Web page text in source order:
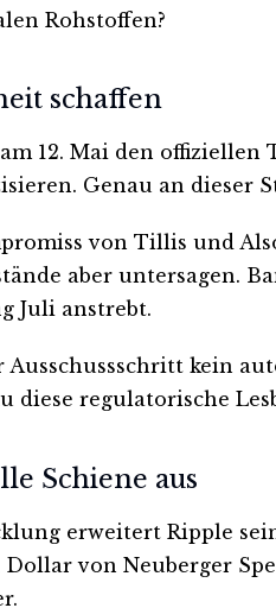
Rohstoffen?
schaffen
12. Mai den
Genau an dieser
von Tillis und
aber untersagen.
Juli anstrebt.
Ausschussschritt kein
diese regulatorische
Schiene aus
erweitert Ripple
von Neuberger